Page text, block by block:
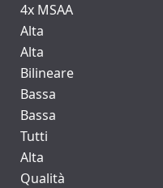
4x MSAA
Alta
Alta
Bilineare
Bassa
Bassa
Tutti
Alta
Qualità